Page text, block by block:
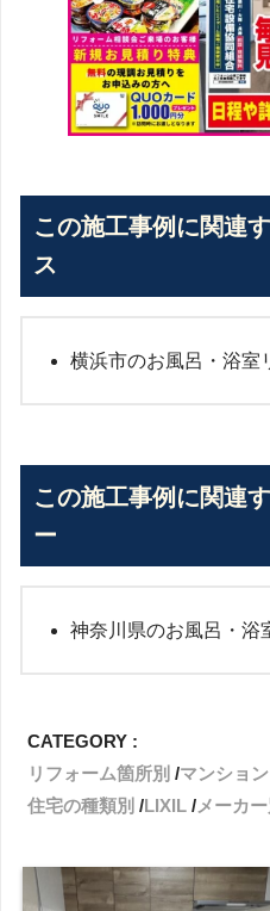
この施工事例に関連
ス
横浜市のお風呂・浴室
この施工事例に関連
ー
神奈川県のお風呂・浴
CATEGORY :
リフォーム箇所別
マンショ
住宅の種類別
LIXIL メーカー